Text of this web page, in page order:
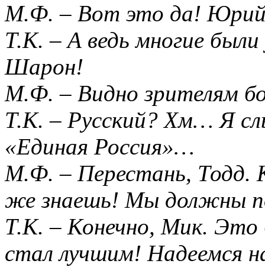
М.Ф. – Вот это да! Юрий
Т.К. – А ведь многие
Шарон!
М.Ф. – Видно зрителям
Т.К. – Русский? Хм… Я
«Единая Россия»…
М.Ф. – Перестань, Тодд.
же знаешь! Мы должны
Т.К. – Конечно, Мик. Это
стал лучшим! Надеемся